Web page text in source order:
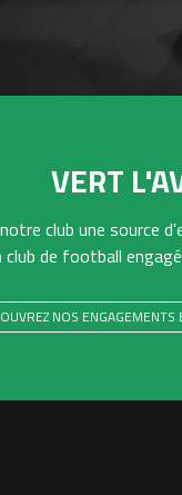
VERT
club une source
club de football
NOS